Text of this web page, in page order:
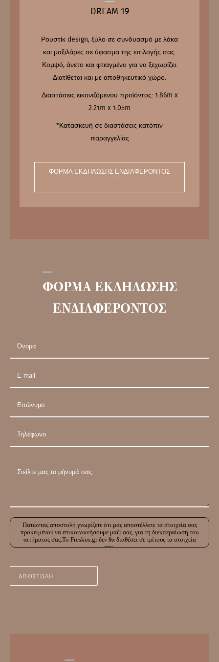
DREAM 19
Ρουστίκ design, ξύλο σε συνδυασμό με λάκα
και μαξιλάρες σε ύφασμα της επιλογής σας.
Κομψό, άνετο και φτιαγμένο για να ξεχωρίζει.
Διατίθεται και με αποθηκευτικό χώρο.
Διαστάσεις εικονιζόμενου προϊόντος: 1.86m x
2.21m x 1.05m
*Κατασκευή σε διαστάσεις κατόπιν
παραγγελίας
ΦΌΡΜΑ ΕΚΔΉΛΩΣΗΣ ΕΝΔΙΑΦΈΡΟΝΤΟΣ
ΦΟΡΜΑ ΕΚΔΗΛΩΣΗΣ
ΕΝΔΙΑΦΕΡΟΝΤΟΣ
Πατώντας αποστολή γνωρίζετε ότι μας αποστέλλετε τα στοιχεία σας
προκειμένου να επικοινωνήσουμε μαζί σας, για τη διεκπεραίωση του
αιτήματος σας.Το Freskos.gr δεν θα διαθέσει σε τρίτους τα στοιχεία
σας.